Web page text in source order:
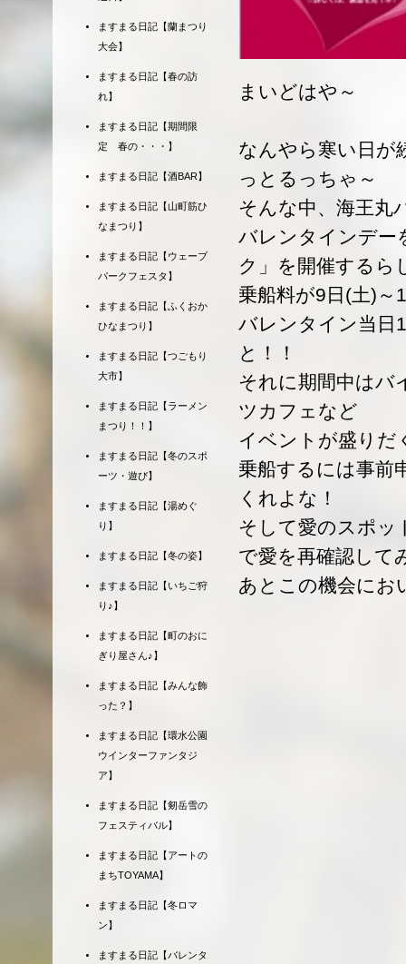
まいどはや～
なんやら寒い日が
っとるっちゃ～
そんな中、海王丸
バレンタインデー
ク」を開催するら
乗船料が9日(土)～
バレンタイン当日
と！！
それに期間中はバ
ツカフェなど
イベントが盛りだ
乗船するには事前
くれよな！
そして愛のスポッ
で愛を再確認して
あとこの機会にお
ますまる日記【蘭まつり
大会】
ますまる日記【春の訪
れ】
ますまる日記【期間限
定 春の・・・】
ますまる日記【酒BAR】
ますまる日記【山町筋ひ
なまつり】
ますまる日記【ウェーブ
パークフェスタ】
ますまる日記【ふくおか
ひなまつり】
ますまる日記【つごもり
大市】
ますまる日記【ラーメン
まつり！！】
ますまる日記【冬のスポ
ーツ・遊び】
ますまる日記【湯めぐ
り】
ますまる日記【冬の姿】
ますまる日記【いちご狩
り♪】
ますまる日記【町のおに
ぎり屋さん♪】
ますまる日記【みんな飾
った？】
ますまる日記【環水公園
ウインターファンタジ
ア】
ますまる日記【剱岳雪の
フェスティバル】
ますまる日記【アートの
まちTOYAMA】
ますまる日記【冬ロマ
ン】
ますまる日記【バレンタ